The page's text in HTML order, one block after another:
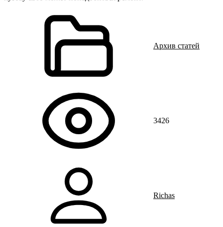
Архив статей
3426
Richas